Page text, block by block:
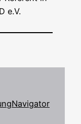
e.V.
Navigator